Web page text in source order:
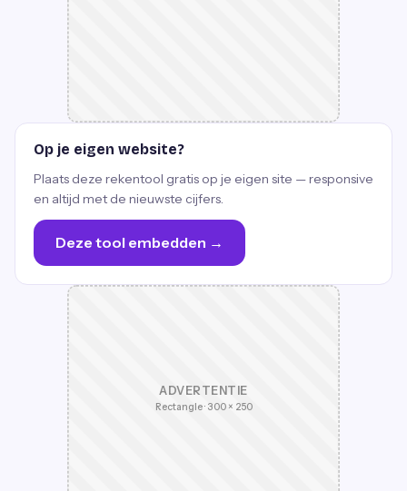
Op je eigen website?
Plaats deze rekentool gratis op je eigen site — responsive
en altijd met de nieuwste cijfers.
Deze tool embedden →
ADVERTENTIE
Rectangle · 300 × 250